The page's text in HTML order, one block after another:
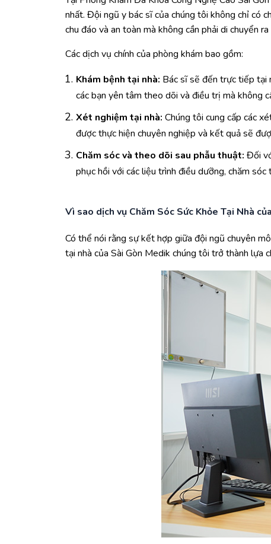
nhất. Đội ngũ y bác sĩ của chúng tôi không chỉ có
chu đáo và an toàn mà không cần phải di chuyển ra
Các dịch vụ chính của phòng khám bao gồm:
Khám bệnh tại nhà: Bác sĩ sẽ đến trực tiếp tại
các bạn yên tâm theo dõi và điều trị mà không
Xét nghiệm tại nhà: Chúng tôi cung cấp các
được thực hiện chuyên nghiệp và kết quả sẽ
Chăm sóc và theo dõi sau phẫu thuật: Đối
phục hồi với các liệu trình điều dưỡng, chăm
Vì sao dịch vụ Chăm Sóc Sức Khỏe Tại Nhà
Có thể nói rằng sự kết hợp giữa đội ngũ chuyên
tại nhà của Sài Gòn Medik chúng tôi trở thành lựa